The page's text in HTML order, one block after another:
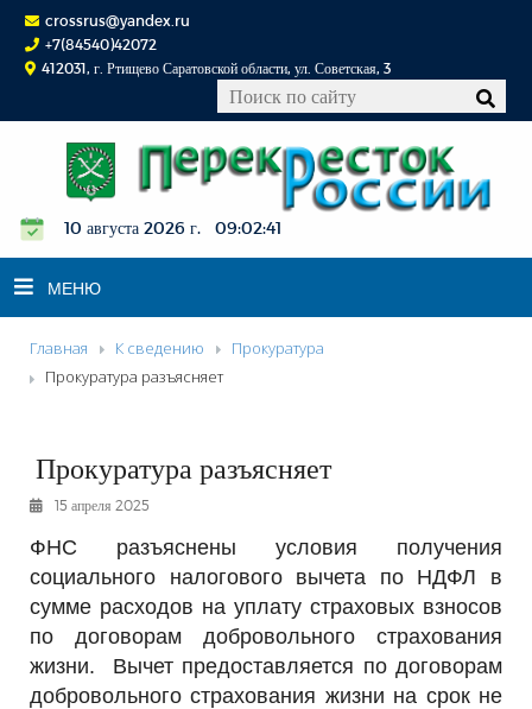
crossrus@yandex.ru
+7(84540)42072
412031, г. Ртищево Саратовской области, ул. Советская, 3
10 августа 2026 г. 09:02:42
МЕНЮ
НОВОСТИ
КОНКУРСЫ
ФОТОРЕПОРТАЖИ
РЕКЛАМОДАТЕЛЯМ
ОБЪЯВЛЕНИЯ
КОНТАКТЫ
Главная К сведению
Прокуратура
Прокуратура разъясняет
Прокуратура разъясняет
15 апреля 2025
ФНС разъяснены условия получения
социального налогового вычета по НДФЛ в
сумме расходов на уплату страховых взносов
по договорам добровольного страхования
жизни. Вычет предоставляется по договорам
добровольного страхования жизни на срок не